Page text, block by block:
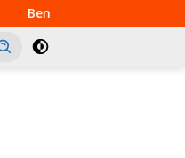
Dari Narkoba dan